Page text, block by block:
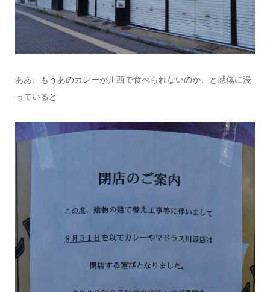
ああ、もうあのカレーが川西で食べられないのか、と感傷に浸
っていると